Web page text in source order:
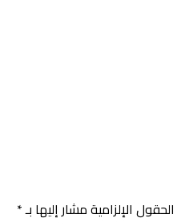
الحقول الإلزامية مشار إليها بـ*